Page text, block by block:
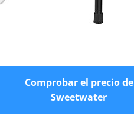
Comprobar el precio de
Sweetwater